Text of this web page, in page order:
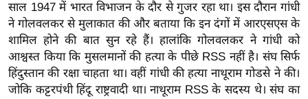
ग
त
ऑ
टो
व
साल 1947 में भारत विभाजन के दौर से गुजर रहा था। इस दौरान गांधी
ने गोलवलकर से मुलाकात की और बताया कि इन दंगों में आरएसएस के
शामिल होने की बात सुन रहे हैं। हालांकि गोलवलकर ने गांधी को
आश्वस्त किया कि मुसलमानों की हत्या के पीछे RSS नहीं है। संघ सिर्फ
हिंदुस्तान की रक्षा चाहता था। वहीं गांधी की हत्या नाथूराम गोडसे ने की।
जोकि कट्टरपंथी हिंदू राष्ट्रवादी था। नाथूराम RSS के सदस्य थे। संघ का